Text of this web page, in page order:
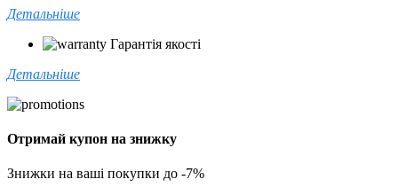
Детальніше
Гарантія якості
Детальніше
Отримай купон на знижку
Знижки на ваші покупки до -7%